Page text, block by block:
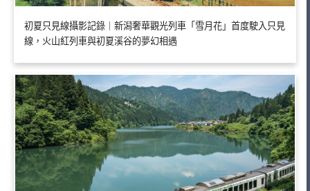
初夏只見線攝影記錄｜新潟奢華觀光列車「雪月花」首度駛入只見
線，火山紅列車與初夏溪谷的夢幻相遇